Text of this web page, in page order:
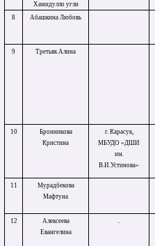
Хамидулло угли
8 Абашкина Любовь
9
Третьяк Алина
10
Бронникова
Кристина
г. Карасук,
МБУДО «ДШИ
им.
В.И.Устинова»
11
Мурадбекова
Мафтуна
12
Алексеева
Евангелина
.